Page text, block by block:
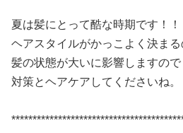
夏は髪にとって酷な時期です！！
ヘアスタイルがかっこよく決まる
髪の状態が大いに影響しますので
対策とヘアケアしてくださいね。